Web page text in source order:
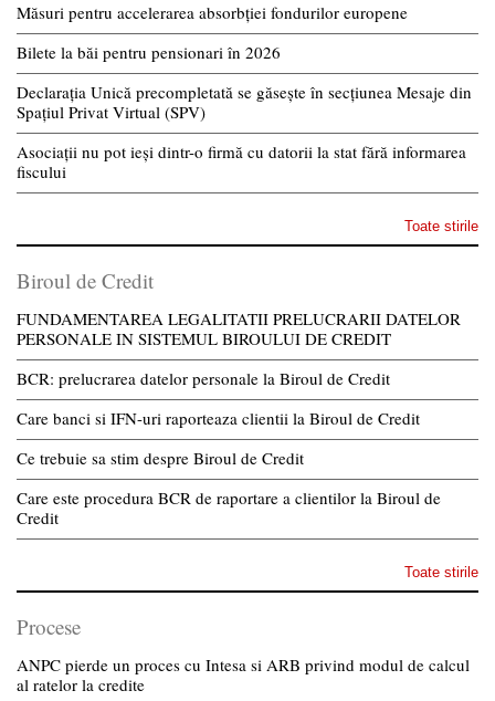
Măsuri pentru accelerarea absorbției fondurilor europene
Bilete la băi pentru pensionari în 2026
Declarația Unică precompletată se găsește în secțiunea Mesaje din
Spațiul Privat Virtual (SPV)
Asociații nu pot ieși dintr-o firmă cu datorii la stat fără informarea
fiscului
Toate stirile
Biroul de Credit
FUNDAMENTAREA LEGALITATII PRELUCRARII DATELOR
PERSONALE IN SISTEMUL BIROULUI DE CREDIT
BCR: prelucrarea datelor personale la Biroul de Credit
Care banci si IFN-uri raporteaza clientii la Biroul de Credit
Ce trebuie sa stim despre Biroul de Credit
Care este procedura BCR de raportare a clientilor la Biroul de
Credit
Toate stirile
Procese
ANPC pierde un proces cu Intesa si ARB privind modul de calcul
al ratelor la credite